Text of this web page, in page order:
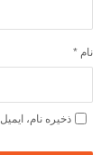
نام *
ذخیره نام،